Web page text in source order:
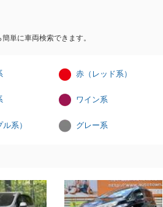
単に車両検索できます。
赤（レッド系）
ワイン系
系） グレー系